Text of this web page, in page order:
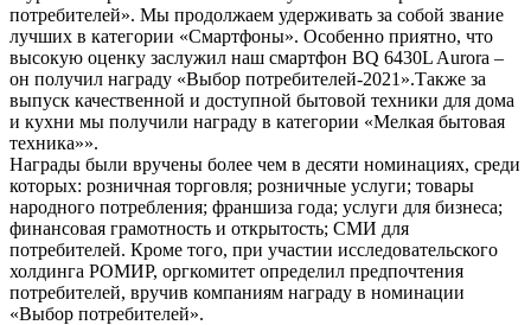
потребителей». Мы продолжаем удерживать за собой звание
лучших в категории «Смартфоны». Особенно приятно, что
высокую оценку заслужил наш смартфон BQ 6430L Aurora –
он получил награду «Выбор потребителей-2021».Также за
выпуск качественной и доступной бытовой техники для дома
и кухни мы получили награду в категории «Мелкая бытовая
техника»».
Награды были вручены более чем в десяти номинациях, среди
которых: розничная торговля; розничные услуги; товары
народного потребления; франшиза года; услуги для бизнеса;
финансовая грамотность и открытость; СМИ для
потребителей. Кроме того, при участии исследовательского
холдинга РОМИР, оргкомитет определил предпочтения
потребителей, вручив компаниям награду в номинации
«Выбор потребителей».